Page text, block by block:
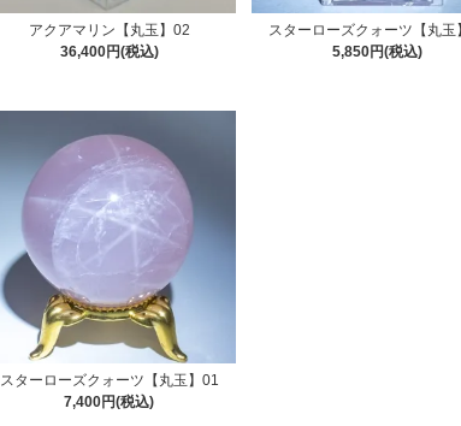
アクアマリン【丸玉】02
36,400円(税込)
スターローズクォーツ【丸玉
5,850円(税込)
スターローズクォーツ【丸玉】01
7,400円(税込)